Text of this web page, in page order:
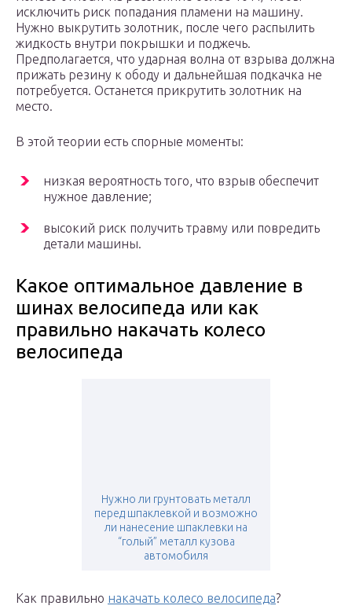
исключить риск попадания пламени на машину.
Нужно выкрутить золотник, после чего распылить
жидкость внутри покрышки и поджечь.
Предполагается, что ударная волна от взрыва должна
прижать резину к ободу и дальнейшая подкачка не
потребуется. Останется прикрутить золотник на
место.
В этой теории есть спорные моменты:
низкая вероятность того, что взрыв обеспечит
нужное давление;
высокий риск получить травму или повредить
детали машины.
Какое оптимальное давление в
шинах велосипеда или как
правильно накачать колесо
велосипеда
Нужно ли грунтовать металл
перед шпаклевкой и возможно
ли нанесение шпаклевки на
“голый” металл кузова
автомобиля
Как правильно накачать колесо велосипеда?